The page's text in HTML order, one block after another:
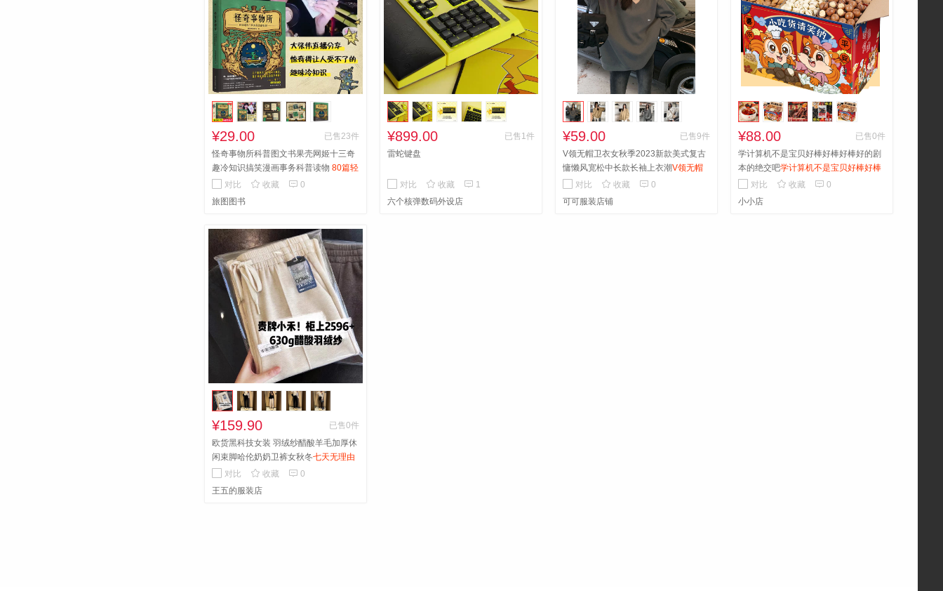
¥29.00
已售23件
怪奇事物所科普图文书果壳网姬十三奇
趣冷知识搞笑漫画事务科普读物 80篇轻
松幽默的趣味漫画科普百科读物
对比  收藏  0
旅图图书
¥899.00
已售1件
雷蛇键盘
对比  收藏  1
六个核弹数码外设店
¥59.00
已售9件
V领无帽卫衣女秋季2023新款美式复古
慵懒风宽松中长款长袖上衣潮V领无帽
卫衣女秋季2023新款美式复古慵懒风宽
松中长款长袖上衣潮
对比  收藏  0
可可服装店铺
¥88.00
已售0件
学计算机不是宝贝好棒好棒好棒好的剧
本的绝交吧学计算机不是宝贝好棒好棒
好棒好的剧本的绝交吧
对比  收藏  0
小小店
¥159.90
已售0件
欧货黑科技女装 羽绒纱醋酸羊毛加厚休
闲束脚哈伦奶奶卫裤女秋冬七天无理由
退换货
对比  收藏  0
王五的服装店